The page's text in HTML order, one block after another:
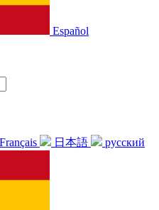
Español
Français 日本語 русский